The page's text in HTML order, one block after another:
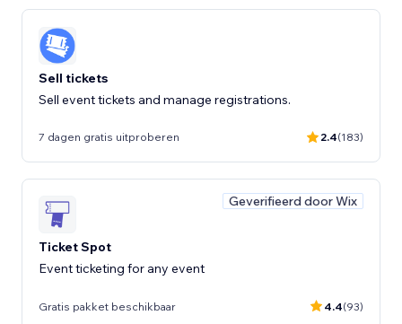
Sell tickets
Sell event tickets and manage registrations.
7 dagen gratis uitproberen 2.4(183)
Geverifieerd door Wix
Ticket Spot
Event ticketing for any event
Gratis pakket beschikbaar 4.4(93)